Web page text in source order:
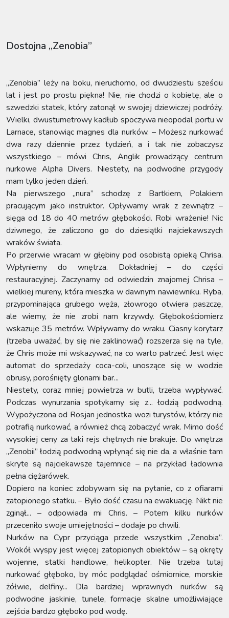
Dostojna „Zenobia”
„Zenobia” leży na boku, nieruchomo, od dwudziestu sześciu
lat i jest po prostu piękna! Nie, nie chodzi o kobietę, ale o
szwedzki statek, który zatonął w swojej dziewiczej podróży.
Wielki, dwustumetrowy kadłub spoczywa nieopodal portu w
Larnace, stanowiąc magnes dla nurków. – Możesz nurkować
dwa razy dziennie przez tydzień, a i tak nie zobaczysz
wszystkiego – mówi Chris, Anglik prowadzący centrum
nurkowe Alpha Divers. Niestety, na podwodne przygody
mam tylko jeden dzień.
Na pierwszego „nura” schodzę z Bartkiem, Polakiem
pracującym jako instruktor. Opływamy wrak z zewnątrz –
sięga od 18 do 40 metrów głębokości. Robi wrażenie! Nic
dziwnego, że zaliczono go do dziesiątki najciekawszych
wraków świata.
Po przerwie wracam w głębiny pod osobistą opieką Chrisa.
Wpłyniemy do wnętrza. Dokładniej – do części
restauracyjnej. Zaczynamy od odwiedzin znajomej Chrisa –
wielkiej mureny, która mieszka w dawnym nawiewniku. Ryba,
przypominająca grubego węża, złowrogo otwiera paszczę,
ale wiemy, że nie zrobi nam krzywdy. Głębokościomierz
wskazuje 35 metrów. Wpływamy do wraku. Ciasny korytarz
(trzeba uważać, by się nie zaklinować) rozszerza się na tyle,
że Chris może mi wskazywać, na co warto patrzeć. Jest więc
automat do sprzedaży coca-coli, unoszące się w wodzie
obrusy, porośnięty glonami bar...
Niestety, coraz mniej powietrza w butli, trzeba wypływać.
Podczas wynurzania spotykamy się z... łodzią podwodną.
Wypożyczona od Rosjan jednostka wozi turystów, którzy nie
potrafią nurkować, a również chcą zobaczyć wrak. Mimo dość
wysokiej ceny za taki rejs chętnych nie brakuje. Do wnętrza
„Zenobii” łodzią podwodną wpłynąć się nie da, a właśnie tam
skryte są najciekawsze tajemnice – na przykład ładownia
pełna ciężarówek.
Dopiero na koniec zdobywam się na pytanie, co z ofiarami
zatopionego statku. – Było dość czasu na ewakuację. Nikt nie
zginął... – odpowiada mi Chris. – Potem kilku nurków
przeceniło swoje umiejętności – dodaje po chwili.
Nurków na Cypr przyciąga przede wszystkim „Zenobia”.
Wokół wyspy jest więcej zatopionych obiektów – są okręty
wojenne, statki handlowe, helikopter. Nie trzeba tutaj
nurkować głęboko, by móc podglądać ośmiornice, morskie
żółwie, delfiny... Dla bardziej wprawnych nurków są
podwodne jaskinie, tunele, formacje skalne umożliwiające
zejścia bardzo głęboko pod wodę.